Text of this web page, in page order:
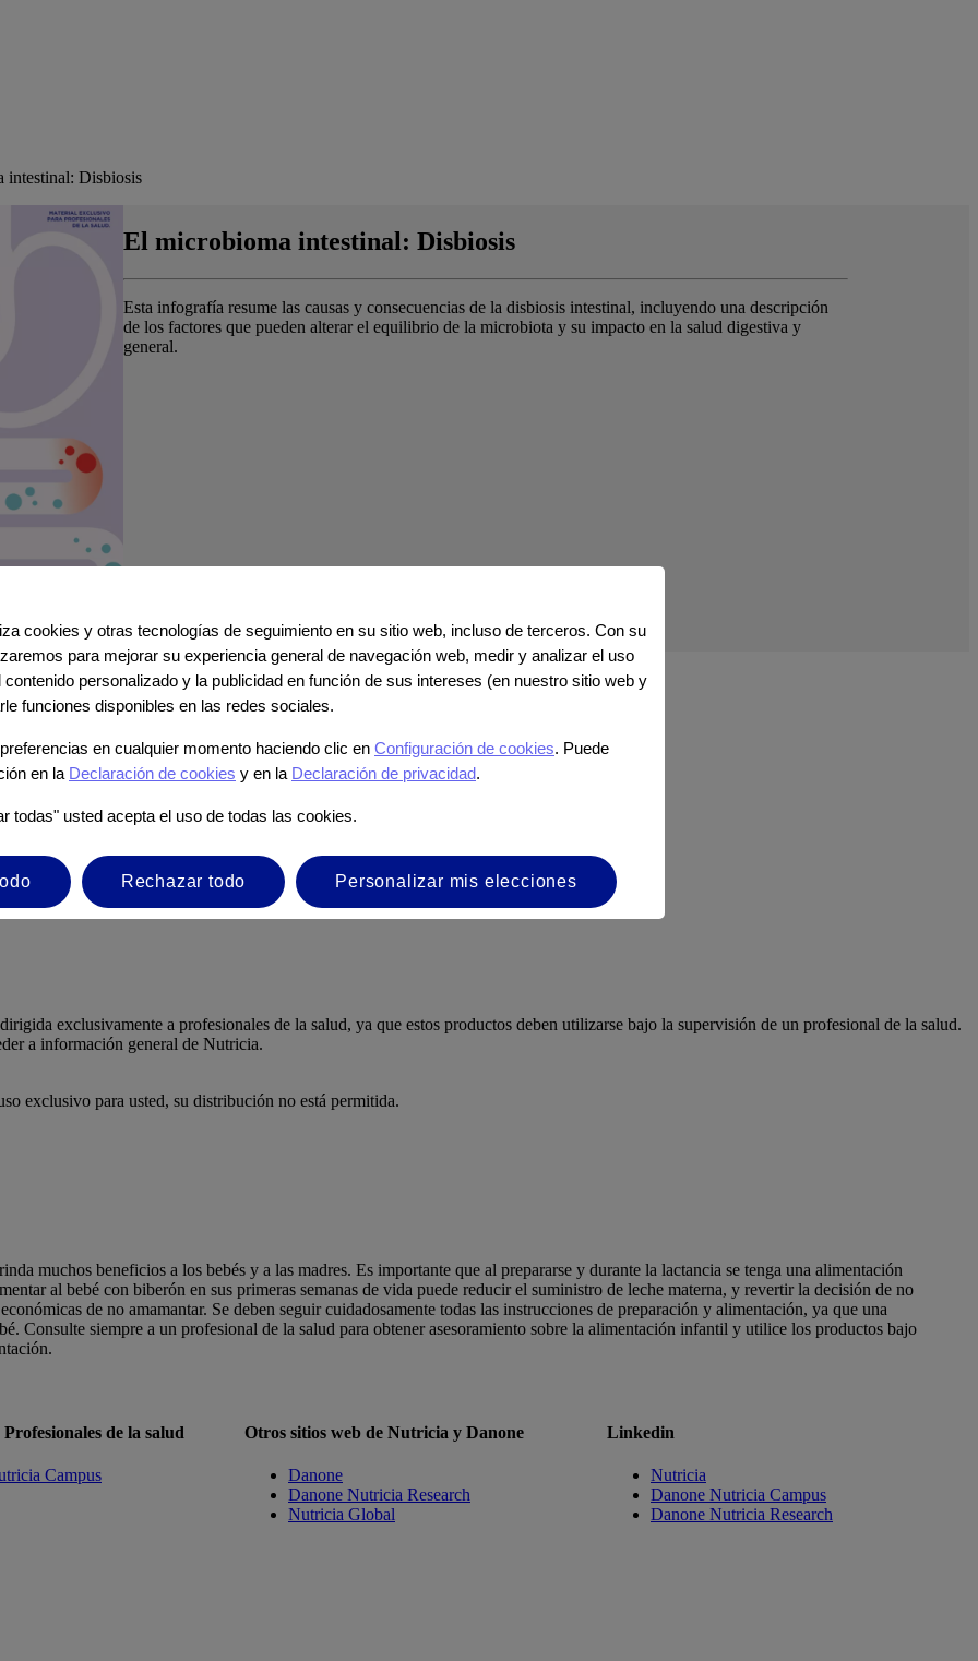
intestinal: Disbiosis
El microbioma intestinal: Disbiosis
Esta infografía resume las causas y consecuencias de la disbiosis intestinal, incluyendo una descripción
de los factores que pueden alterar el equilibrio de la microbiota y su impacto en la salud digestiva y
general.
Export B.V. ("Nutricia") y acceder a un sitio web de terceros.
por Nutricia.
en el sitio web de terceros.
es exclusivamente entre usted y el tercero.
exclusivamente a profesionales de la salud, ya que estos productos deben utilizarse bajo la supervisión de un profesional de la salud.
a información general de Nutricia.
exclusivo para usted, su distribución no está permitida.
muchos beneficios a los bebés y a las madres. Es importante que al prepararse y durante la lactancia se tenga una alimentación
al bebé con biberón en sus primeras semanas de vida puede reducir el suministro de leche materna, y revertir la decisión de no
de no amamantar. Se deben seguir cuidadosamente todas las instrucciones de preparación y alimentación, ya que una
Consulte siempre a un profesional de la salud para obtener asesoramiento sobre la alimentación infantil y utilice los productos bajo
de la salud
Campus
Otros sitios web de Nutricia y Danone
Danone
Danone Nutricia Research
Nutricia Global
Linkedin
Nutricia
Danone Nutricia Campus
Danone Nutricia Research
cookies y otras tecnologías de seguimiento en su sitio web, incluso de terceros. Con su
para mejorar su experiencia general de navegación web, medir y analizar el uso
contenido personalizado y la publicidad en función de sus intereses (en nuestro sitio web y
funciones disponibles en las redes sociales.
en cualquier momento haciendo clic en Configuración de cookies. Puede
en la Declaración de cookies y en la Declaración de privacidad.
todas" usted acepta el uso de todas las cookies.
Rechazar todo Personalizar mis elecciones